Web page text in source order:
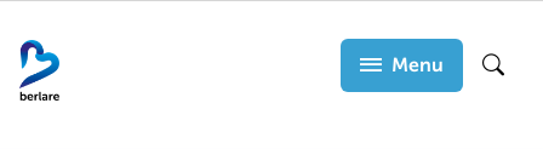
en
naar
Menu